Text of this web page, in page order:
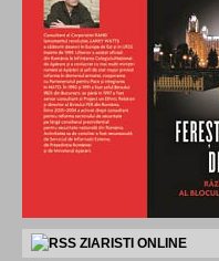
ZIARISTI ONLINE